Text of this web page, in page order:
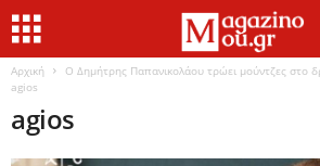
Αρχική
Ο Δημήτρης Παπανικολάου τρώει μούντζες στο
agios
agios